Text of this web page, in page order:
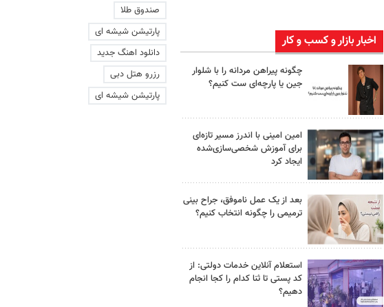
اخبار بازار و کسب و کار
چگونه پیراهن مردانه را با شلوار
جین یا پارچه‌ای ست کنیم؟
امین امینی با اندرز مسیر تازه‌ای
برای آموزش شخصی‌سازی‌شده
ایجاد کرد
بعد از یک عمل ناموفق، جراح بینی
ترمیمی را چگونه انتخاب کنیم؟
استعلام آنلاین خدمات دولتی: از
کد پستی تا ثنا کدام را کجا انجام
دهیم؟
صندوق طلا
پارتیشن شیشه ای
دانلود اهنگ جدید
رزرو هتل دبی
پارتیشن شیشه ای